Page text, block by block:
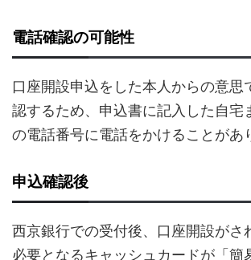
電話確認の可能性
口座開設申込をした本人からの意思
認するため、申込書に記入した自宅
の電話番号に電話をかけることがあ
申込確認後
西京銀行での受付後、口座開設がさ
必要となるキャッシュカードが「簡